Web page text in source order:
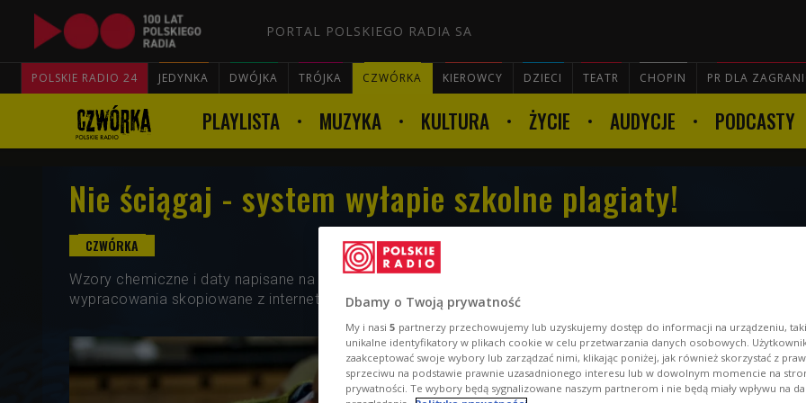
PORTAL POLSKIEGO RADIA SA
POLSKIE RADIO 24 JEDYNKA DWÓJKA TRÓJKA CZWÓRKA KIEROWCY DZIECI TEATR CHOPIN PR DLA

PLAYLISTA MUZYKA KULTURA ŻYCIE AUDYCJE PODCASTY
Nie ściągaj - system wyłapie szkolne plagiaty!
Wzory chemiczne i daty napisane na paznokciach i podeszwach, ściągi na długopisach albo w telefonie,
wypracowania skopiowane z internetu. Tak radzą sobie polscy uczniowie.
Dbamy o Twoją prywatność
My i nasi 5 partnerzy przechowujemy lub uzyskujemy dostęp do informacji na urządzeniu,
unikalne identyfikatory w plikach cookie w celu przetwarzania danych osobowych.
zaakceptować swoje wybory lub zarządzać nimi, klikając poniżej, jak również skorzystać z
sprzeciwu na podstawie prawnie uzasadnionego interesu lub w dowolnym momencie na
prywatności. Te wybory będą sygnalizowane naszym partnerom i nie będą miały wpływu na